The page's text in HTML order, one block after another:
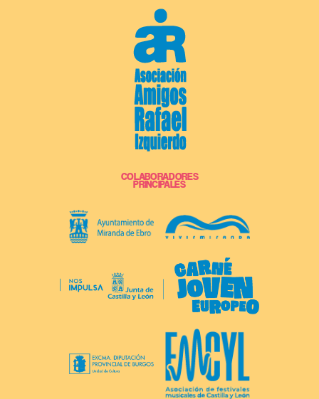
COLABORADORES
PRINCIPALES